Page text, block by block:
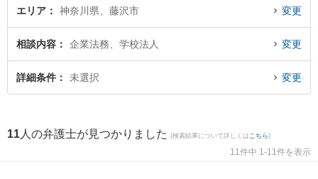
ーベスト法律事務所 湘南藤沢オフィスの向山 修平弁護士や湘南野村綜合法律事
で土日や夜間に発生した学校法人のトラブルを今すぐに弁護士に相談したい』
『学校法人のトラブル解決の実績豊富な近くの弁護士を検索したい』『初回相
談無料で学校法人を法律相談できる藤沢市内の弁護士に相談予約したい』など
エリア 神奈川県、藤沢市 変更
相談内容 企業法務、学校法人 変更
詳細条件 未選択 変更
11 人の弁護士が見つかりました (検索結果について詳しくは こちら)
11件中 1-11件を表示